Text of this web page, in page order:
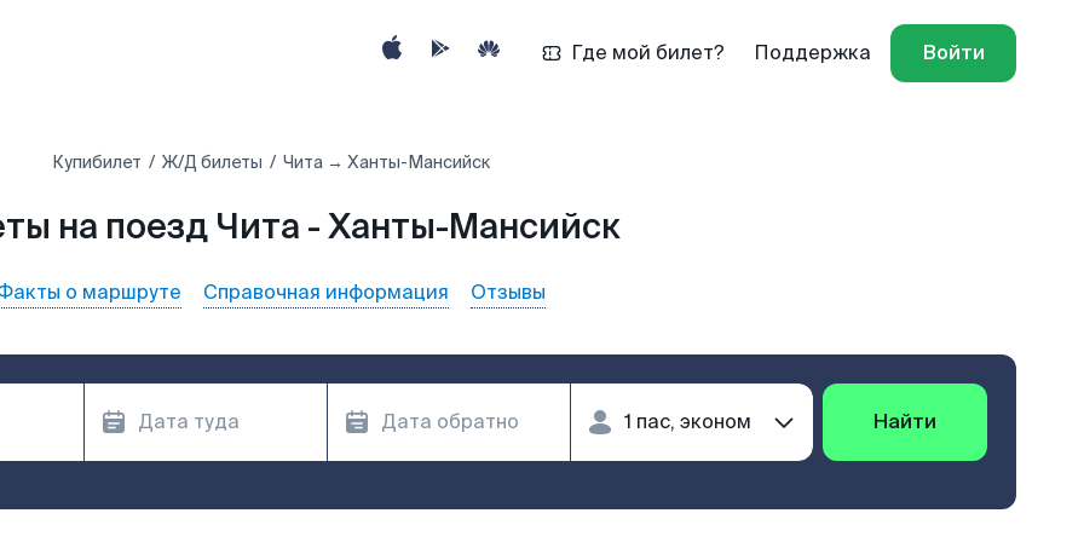
Где мой билет? Поддержка Войти
Купибилет Ж/Д билеты Чита → Ханты-Мансийск
на поезд Чита - Ханты-Мансийск
о маршруте Справочная информация Отзывы
Найти